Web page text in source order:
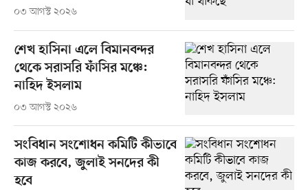
০৩ আগস্ট ২০২৬
শেখ হাসিনা এলে বিমানবন্দর
থেকে সরাসরি ফাঁসির মঞ্চে:
নাহিদ ইসলাম
০৩ আগস্ট ২০২৬
সংবিধান সংশোধন কমিটি কীভাবে
কাজ করবে, জুলাই সনদের কী
হবে